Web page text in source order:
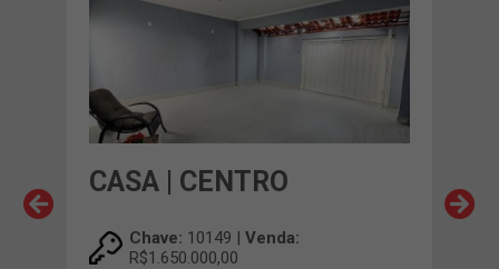
CASA | CENTRO
Chave: 10149 | Venda:
R$1.650.000,00